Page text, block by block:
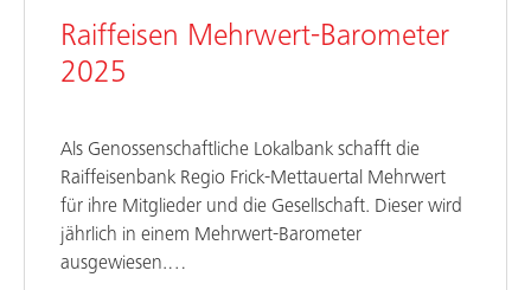
Raiffeisen Mehrwert-Barometer
2025
Als Genossenschaftliche Lokalbank schafft die
Raiffeisenbank Regio Frick-Mettauertal Mehrwert
für ihre Mitglieder und die Gesellschaft. Dieser wird
jährlich in einem Mehrwert-Barometer
ausgewiesen.…